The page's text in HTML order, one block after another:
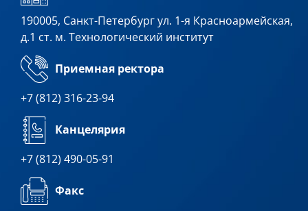
190005, Санкт-Петербург ул. 1-я Красноармейская,
д.1 ст. м. Технологический институт
Приемная ректора
+7 (812) 316-23-94
Канцелярия
+7 (812) 490-05-91
Факс